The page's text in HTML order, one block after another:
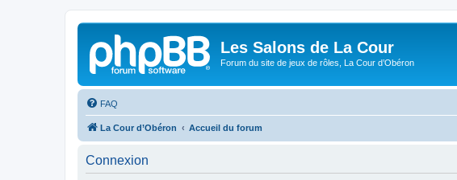
Les Salons de La Cour
Forum du site de jeux de rôles, La Cour d’Obéron
FAQ
La Cour d’Obéron Accueil du forum
Connexion